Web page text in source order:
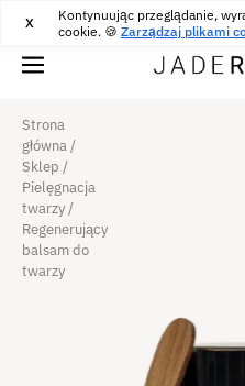
Kontynuując przeglądanie,
cookie. 🍪 Zarządzaj plikami
X DARMOWA
Strona
główna /
Sklep /
Pielęgnacja
twarzy /
Regenerujący
balsam do
twarzy